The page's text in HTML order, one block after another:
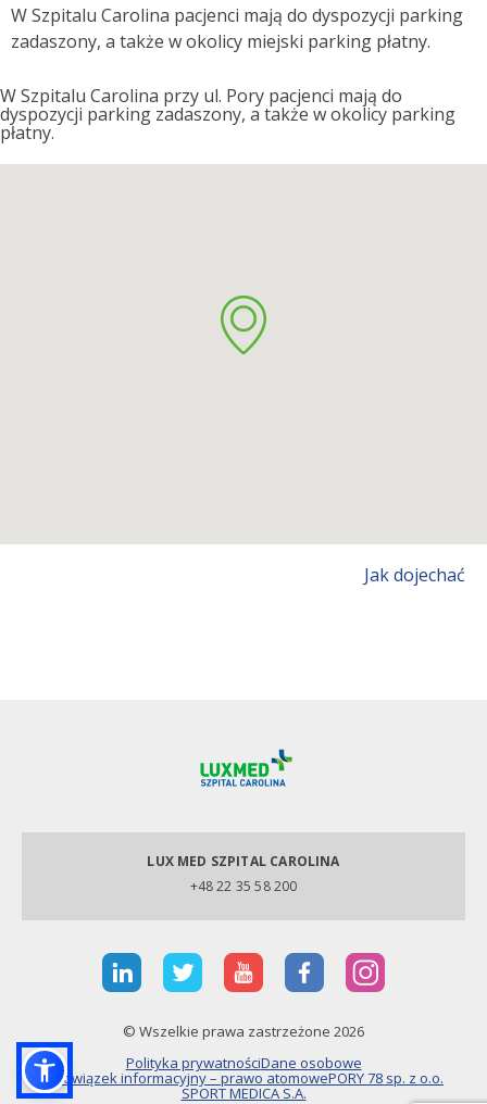
W Szpitalu Carolina pacjenci mają do dyspozycji parking
zadaszony, a także w okolicy miejski parking płatny.
W Szpitalu Carolina przy ul. Pory pacjenci mają do
dyspozycji parking zadaszony, a także w okolicy parking
płatny.
Jak dojechać
LUX MED SZPITAL CAROLINA
+48 22 35 58 200
© Wszelkie prawa zastrzeżone 2026
Polityka prywatnościDane osobowe
Obowiązek informacyjny – prawo atomowePORY 78 sp. z o.o.
SPORT MEDICA S.A.